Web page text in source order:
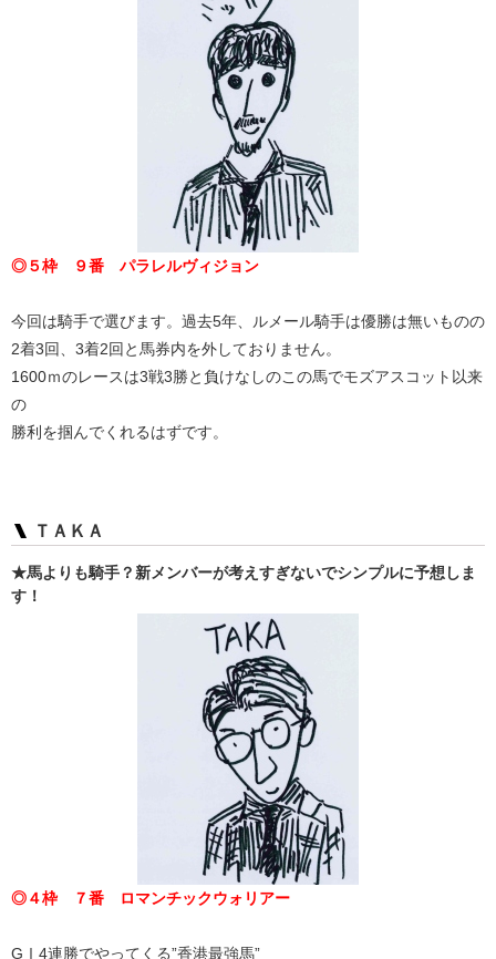
◎５枠 ９番 パラレルヴィジョン
今回は騎手で選びます。過去5年、ルメール騎手は優勝は無いものの
2着3回、3着2回と馬券内を外しておりません。
1600ｍのレースは3戦3勝と負けなしのこの馬でモズアスコット以来
の
勝利を掴んでくれるはずです。
ＴＡＫＡ
★馬よりも騎手？新メンバーが考えすぎないでシンプルに予想しま
す！
◎４枠 ７番 ロマンチックウォリアー
GⅠ4連勝でやってくる”香港最強馬”